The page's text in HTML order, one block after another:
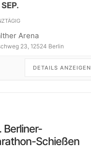
Arena
23, 12524 Berlin
DETAILS ANZEIGEN
Berliner-
Schießen